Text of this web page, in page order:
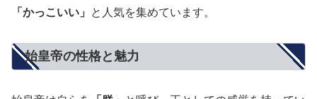
「かっこいい」
と人気を集めています。
始皇帝の性格と魅力